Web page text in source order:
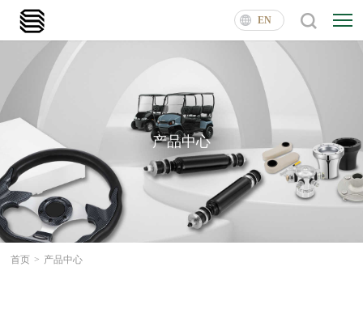
EN
产品中心
首页 > 产品中心